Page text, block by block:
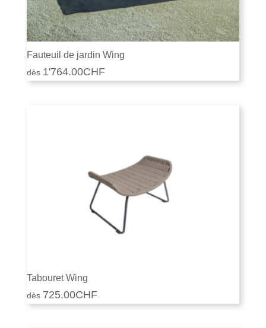
Fauteuil de jardin Wing
1'764.00CHF
Tabouret Wing
725.00CHF